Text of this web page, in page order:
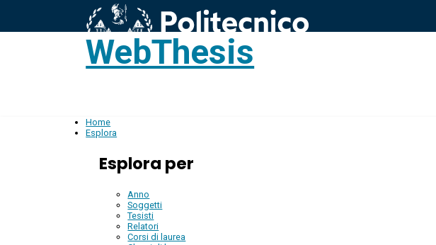
WebThesis
Home
Esplora
Esplora per
Anno
Soggetti
Tesisti
Relatori
Corsi di laurea